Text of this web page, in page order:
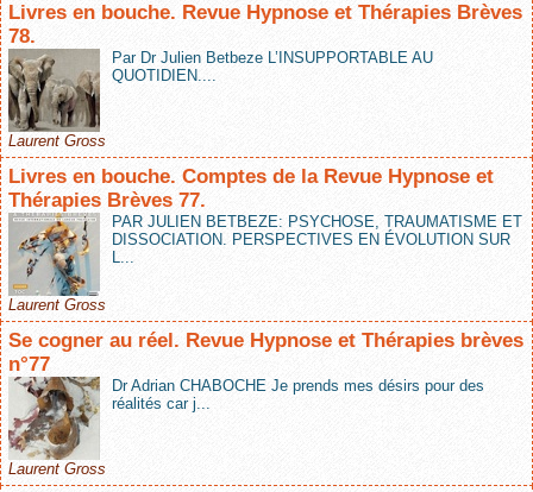
Livres en bouche. Revue Hypnose et Thérapies Brèves
78.
Par Dr Julien Betbeze L’INSUPPORTABLE AU
QUOTIDIEN....
Laurent Gross
Livres en bouche. Comptes de la Revue Hypnose et
Thérapies Brèves 77.
PAR JULIEN BETBEZE: PSYCHOSE, TRAUMATISME ET
DISSOCIATION. PERSPECTIVES EN ÉVOLUTION SUR
L...
Laurent Gross
Se cogner au réel. Revue Hypnose et Thérapies brèves
n°77
Dr Adrian CHABOCHE Je prends mes désirs pour des
réalités car j...
Laurent Gross